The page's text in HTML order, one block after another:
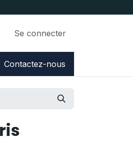
Se connecter
Contactez-nous